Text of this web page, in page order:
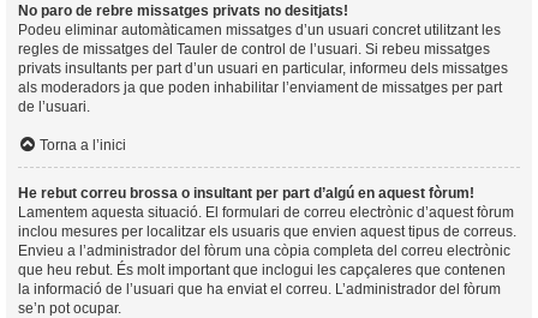
No paro de rebre missatges privats no desitjats!
Podeu eliminar automàticamen missatges d’un usuari concret utilitzant les
regles de missatges del Tauler de control de l’usuari. Si rebeu missatges
privats insultants per part d’un usuari en particular, informeu dels missatges
als moderadors ja que poden inhabilitar l’enviament de missatges per part
de l’usuari.
Torna a l’inici
He rebut correu brossa o insultant per part d’algú en aquest fòrum!
Lamentem aquesta situació. El formulari de correu electrònic d’aquest fòrum
inclou mesures per localitzar els usuaris que envien aquest tipus de correus.
Envieu a l’administrador del fòrum una còpia completa del correu electrònic
que heu rebut. És molt important que inclogui les capçaleres que contenen
la informació de l’usuari que ha enviat el correu. L’administrador del fòrum
se’n pot ocupar.